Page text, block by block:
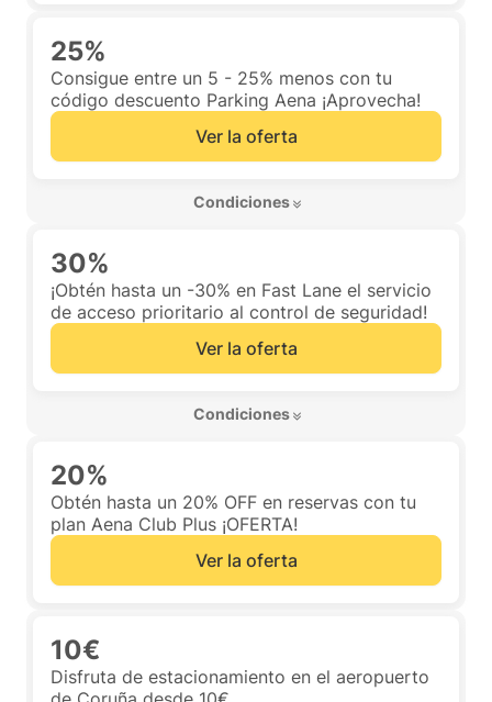
25%
Consigue entre un 5 - 25% menos con tu
código descuento Parking Aena ¡Aprovecha!
Ver la oferta
Condiciones
30%
¡Obtén hasta un -30% en Fast Lane el servicio
de acceso prioritario al control de seguridad!
Ver la oferta
Condiciones
20%
Obtén hasta un 20% OFF en reservas con tu
plan Aena Club Plus ¡OFERTA!
Ver la oferta
10€
Disfruta de estacionamiento en el aeropuerto